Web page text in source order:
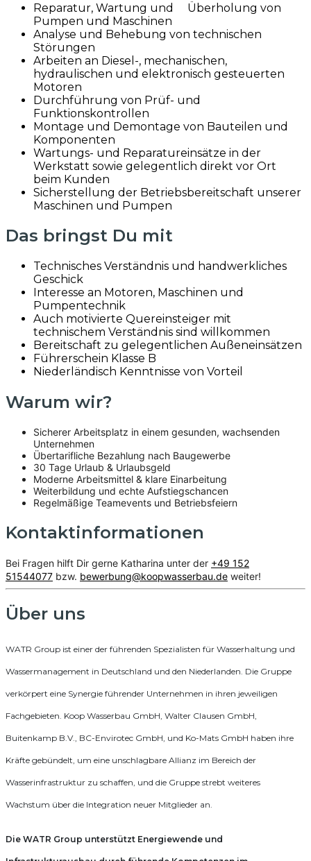
Reparatur, Wartung und Überholung von
Pumpen und Maschinen
Analyse und Behebung von technischen
Störungen
Arbeiten an Diesel-, mechanischen,
hydraulischen und elektronisch gesteuerten
Motoren
Durchführung von Prüf- und
Funktionskontrollen
Montage und Demontage von Bauteilen und
Komponenten
Wartungs- und Reparatureinsätze in der
Werkstatt sowie gelegentlich direkt vor Ort
beim Kunden
Sicherstellung der Betriebsbereitschaft unserer
Maschinen und Pumpen
Das bringst Du mit
Technisches Verständnis und handwerkliches
Geschick
Interesse an Motoren, Maschinen und
Pumpentechnik
Auch motivierte Quereinsteiger mit
technischem Verständnis sind willkommen
Bereitschaft zu gelegentlichen Außeneinsätzen
Führerschein Klasse B
Niederländisch Kenntnisse von Vorteil
Warum wir?
Sicherer Arbeitsplatz in einem gesunden, wachsenden
Unternehmen
Übertarifliche Bezahlung nach Baugewerbe
30 Tage Urlaub & Urlaubsgeld
Moderne Arbeitsmittel & klare Einarbeitung
Weiterbildung und echte Aufstiegschancen
Regelmäßige Teamevents und Betriebsfeiern
Kontaktinformationen
Bei Fragen hilft Dir gerne Katharina unter der +49 152
51544077 bzw. bewerbung@koopwasserbau.de weiter!
Über uns
WATR Group ist einer der führenden Spezialisten für Wasserhaltung und
Wassermanagement in Deutschland und den Niederlanden. Die Gruppe
verkörpert eine Synergie führender Unternehmen in ihren jeweiligen
Fachgebieten. Koop Wasserbau GmbH, Walter Clausen GmbH,
Buitenkamp B.V., BC-Envirotec GmbH, und Ko-Mats GmbH haben ihre
Kräfte gebündelt, um eine unschlagbare Allianz im Bereich der
Wasserinfrastruktur zu schaffen, und die Gruppe strebt weiteres
Wachstum über die Integration neuer Mitglieder an.
Die WATR Group unterstützt Energiewende und